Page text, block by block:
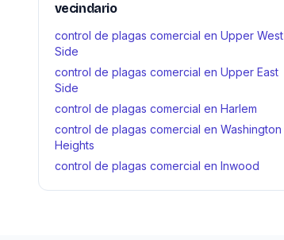
vecindario
control de plagas comercial en Upper West
Side
control de plagas comercial en Upper East
Side
control de plagas comercial en Harlem
control de plagas comercial en Washington
Heights
control de plagas comercial en Inwood